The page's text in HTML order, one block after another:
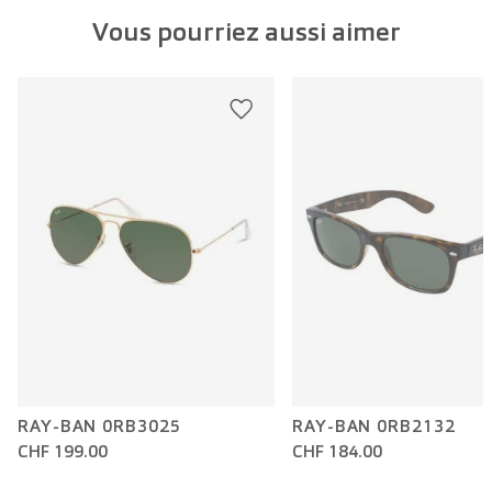
Largeur verre: 53 mm
Vous pourriez aussi aimer
RAY-BAN 0RB3025
CHF 199.00
RAY-BAN 0RB2132
CHF 184.00